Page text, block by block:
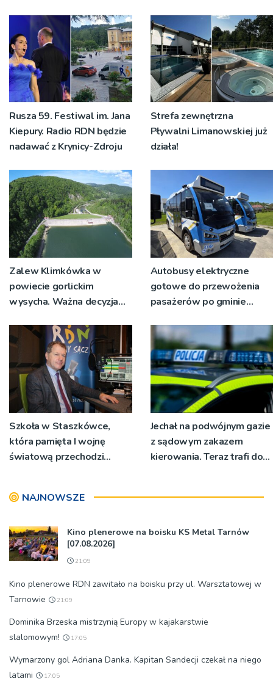
Rusza 59. Festiwal im. Jana
Kiepury. Radio RDN będzie
nadawać z Krynicy-Zdroju
Strefa zewnętrzna
Pływalni Limanowskiej już
działa!
Zalew Klimkówka w
powiecie gorlickim
wysycha. Ważna decyzja
Autobusy elektryczne
gotowe do przewożenia
pasażerów po gminie
Szkoła w Staszkówce,
która pamięta I wojnę
światową przechodzi
Jechał na podwójnym gazie
z sądowym zakazem
kierowania. Teraz trafi do
NAJNOWSZE
Kino plenerowe na boisku KS Metal Tarnów
[07.08.2026]
21:09
Kino plenerowe RDN zawitało na boisku przy ul. Warsztatowej w
Tarnowie
21:09
Dominika Brzeska mistrzynią Europy w kajakarstwie
slalomowym!
17:05
Wymarzony gol Adriana Danka. Kapitan Sandecji czekał na niego
latami
17:05